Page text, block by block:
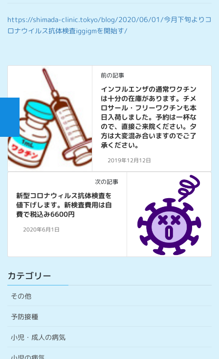
https://shimada-clinic.tokyo/blog/2020/06/01/今月下旬よりコ
ロナウイルス抗体検査iggigmを開始す/
前の記事
インフルエンザの通常ワクチン
は十分の在庫があります。チメ
ロサール・フリーワクチンも本
日入荷しました。予約は一杯な
ので、直接ご来院ください。夕
方は大変混み合いますのでご了
承ください。
2019年12月12日
次の記事
新型コロナウィルス抗体検査を
値下げします。新検査費用は自
費で税込み6600円
2020年6月1日
カテゴリー
その他
予防接種
小児・成人の病気